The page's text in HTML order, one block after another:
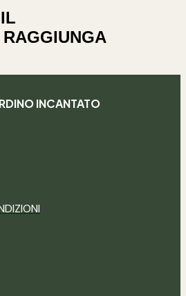
INCANTATO